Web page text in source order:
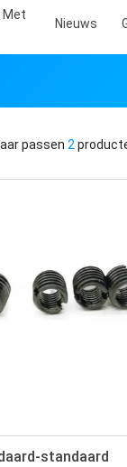
Met
Nieuws
passen 2
standaard